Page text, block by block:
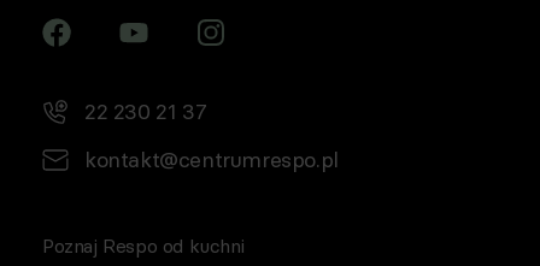
22 230 21 37
kontakt@centrumrespo.pl
Poznaj Respo od kuchni